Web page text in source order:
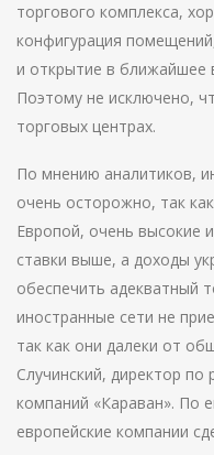
торгового комплекса,
конфигурация
и открытие в ближайшее
Поэтому не исключено,
торговых центрах.
По мнению аналитиков,
очень осторожно, так
Европой, очень высокие
ставки выше, а доходы
обеспечить адекватный
иностранные сети не
так как они далеки от
Случинский, директор по
компаний «Караван». По
европейские компании